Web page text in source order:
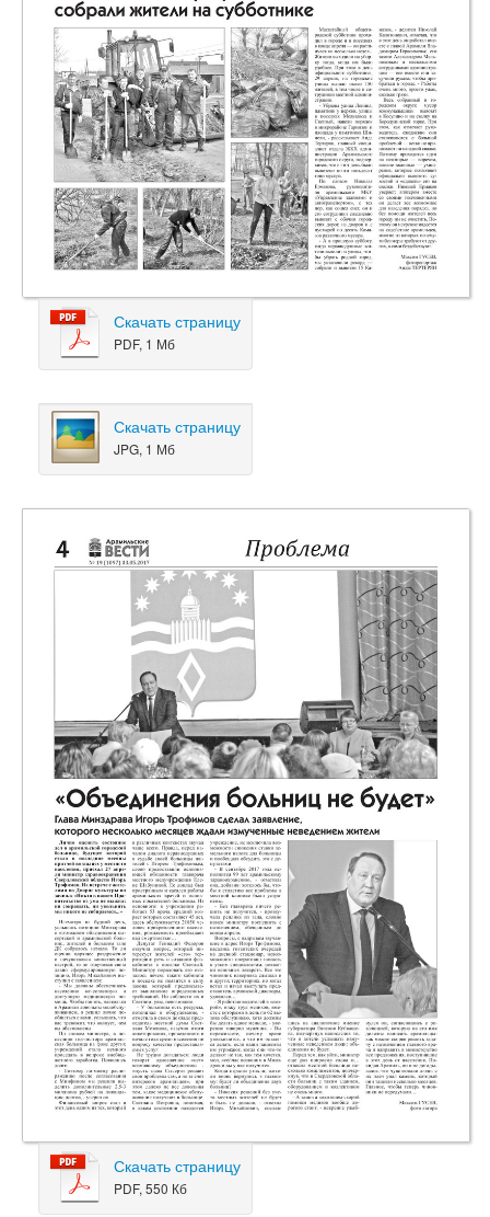
Скачать страницу
PDF, 1 Мб
Скачать страницу
JPG, 1 Мб
Скачать страницу
PDF, 550 Кб